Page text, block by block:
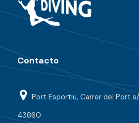
Contacto
Port Esportiu, Carrer del Port
43860